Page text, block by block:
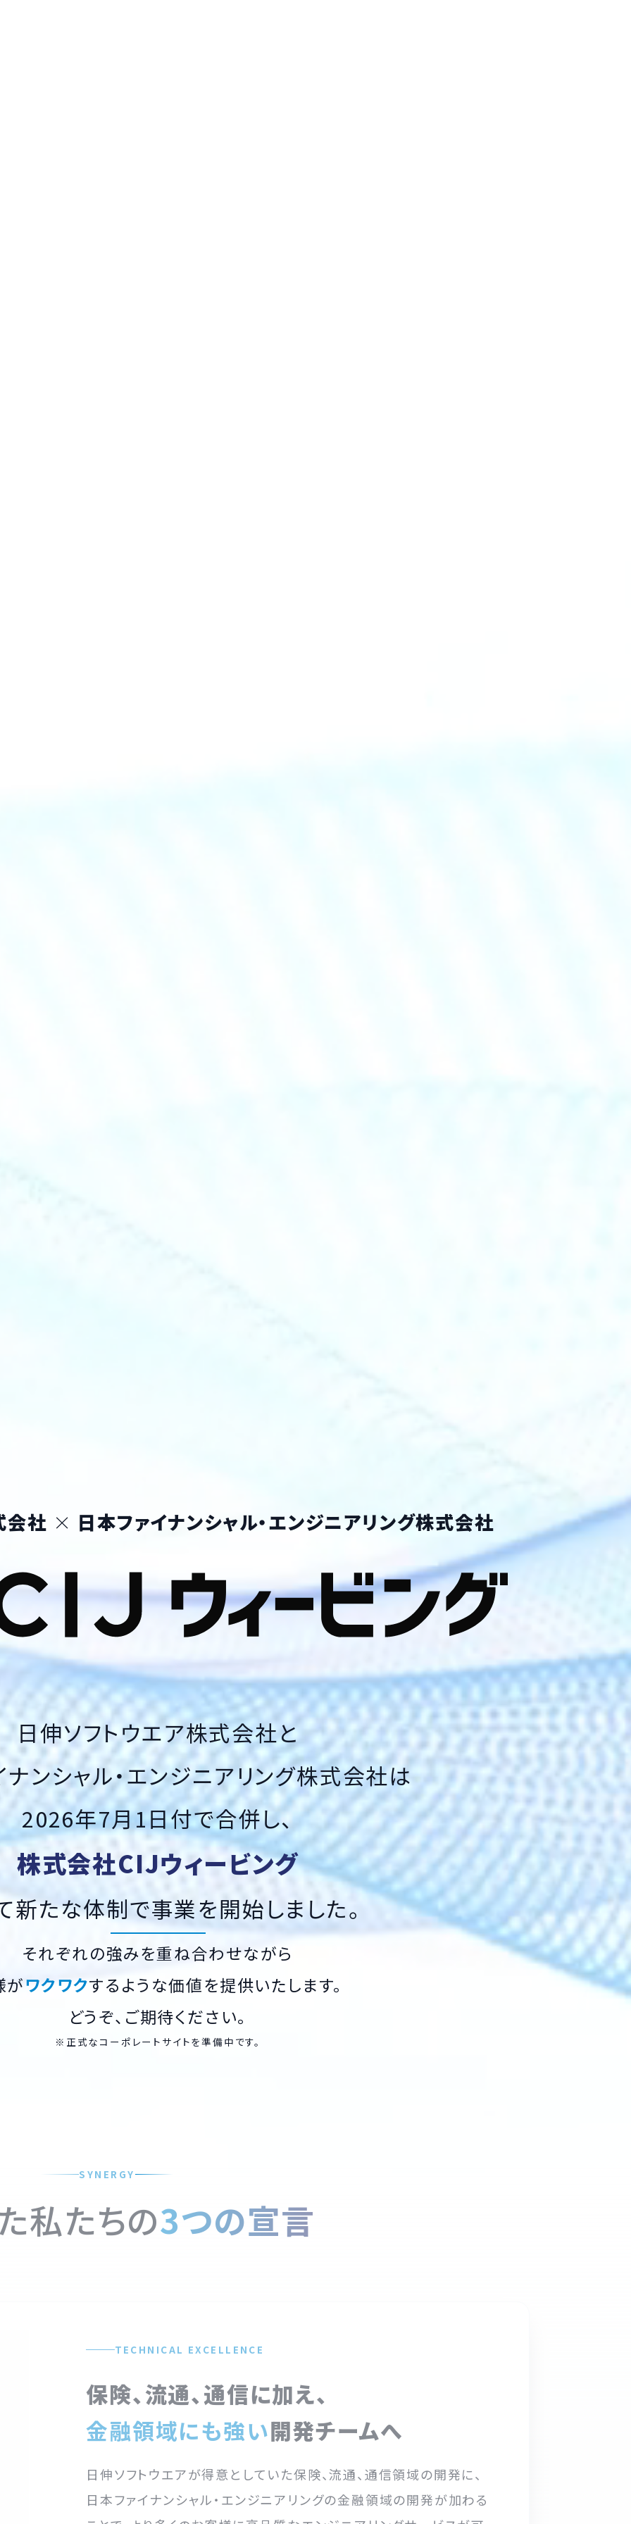
会社 × 日本ファイナンシャル・エンジニアリング株式会社
日伸ソフトウエア株式会社と
ナンシャル・エンジニアリング株式会社は
2026年7月1日付で合併し、
株式会社CIJウィービング
新たな体制で事業を開始しました。
それぞれの強みを重ね合わせながら
がワクワクするような価値を提供いたします。
どうぞ、ご期待ください。
※正式なコーポレートサイトを準備中です。
SYNERGY
私たちの3つの宣言
TECHNICAL EXCELLENCE
保険、流通、通信に加え、
金融領域にも強い開発チームへ
日伸ソフトウエアが得意としていた保険、流通、通信領域の開発に、
日本ファイナンシャル・エンジニアリングの金融領域の開発が加わる